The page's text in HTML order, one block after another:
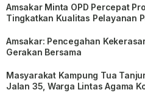
Amsakar Minta OPD Percepat
Tingkatkan Kualitas Pelayanan
Amsakar: Pencegahan
Gerakan Bersama
Masyarakat Kampung Tua
Jalan 35, Warga Lintas Agama